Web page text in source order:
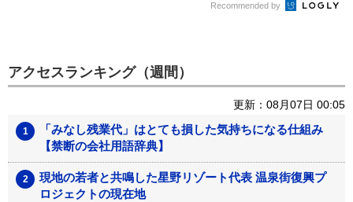
Recommended by
アクセスランキング（週間）
更新：08月07日 00:05
「みなし残業代」はとても損した気持ちになる仕組み
【禁断の会社用語辞典】
現地の若者と共鳴した星野リゾート代表 温泉街復興プ
ロジェクトの現在地